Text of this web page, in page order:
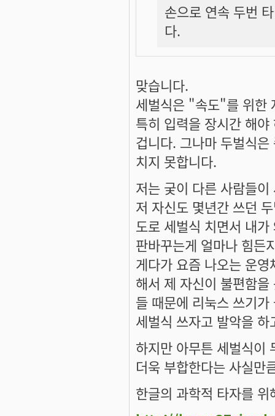
손으로 연속 두번
다.
맞습니다.
세벌식은 "속도"를 위한
특히 입력을 장시간 해
겁니다. 그나마 두벌식
치지 못합니다.
저는 궂이 다른 사람들
저 자신도 몇년간 쓰던
도로 세벌식 치면서 내
판바꾸는게 얼마나 힘든
게다가 요즘 나오는 운
해서 제 자신이 불편함
들 때문에 리눅스 쓰기
세벌식 쓰자고 발악을
하지만 아무튼 세벌식이
더욱 부합한다는 사실만
한글의 과학적 타자를